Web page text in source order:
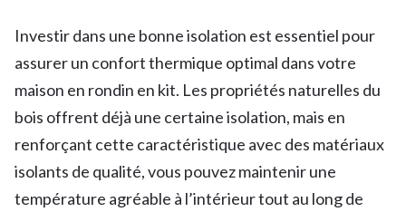
Investir dans une bonne isolation est essentiel pour
assurer un confort thermique optimal dans votre
maison en rondin en kit. Les propriétés naturelles du
bois offrent déjà une certaine isolation, mais en
renforçant cette caractéristique avec des matériaux
isolants de qualité, vous pouvez maintenir une
température agréable à l’intérieur tout au long de